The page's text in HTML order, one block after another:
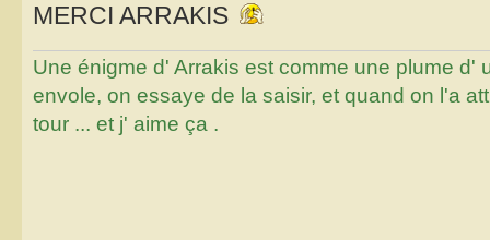
MERCI ARRAKIS
Une énigme d' Arrakis est comme une plume d'
envole, on essaye de la saisir, et quand on l'a
tour ... et j' aime ça .